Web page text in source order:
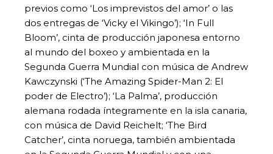
previos como ‘Los imprevistos del amor’ o las
dos entregas de ‘Vicky el Vikingo’); ‘In Full
Bloom’, cinta de producción japonesa entorno
al mundo del boxeo y ambientada en la
Segunda Guerra Mundial con música de Andrew
Kawczynski (‘The Amazing Spider-Man 2: El
poder de Electro’); ‘La Palma’, producción
alemana rodada íntegramente en la isla canaria,
con música de David Reichelt; ‘The Bird
Catcher’, cinta noruega, también ambientada